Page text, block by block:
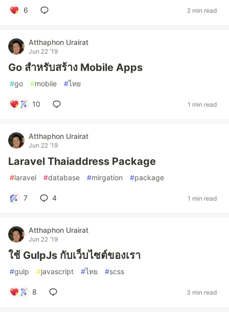
6 2 min read
Atthaphon Urairat
Jun 22 '19
Go สำหรับสร้าง Mobile Apps
#go #mobile #ไทย
10 1 min read
Atthaphon Urairat
Jun 22 '19
Laravel Thaiaddress Package
#laravel #database #mirgation #package
7 4 1 min read
Atthaphon Urairat
Jun 22 '19
ใช้ GulpJs กับเว็บไซต์ของเรา
#gulp #javascript #ไทย #scss
8 3 min read